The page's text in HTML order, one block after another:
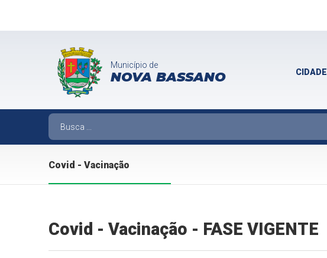
Município de
NOVA BASSANO CIDADE
Covid - Vacinação
Covid - Vacinação - FASE VIGENTE